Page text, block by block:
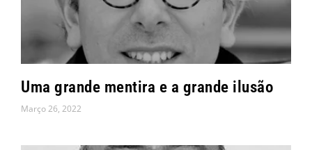
Uma grande mentira e a grande ilusão
Março 26, 2022
n
a
i
a
n
a
i
n
a
i
n
a